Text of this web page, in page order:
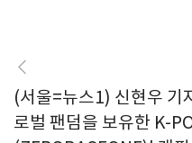
(서울=뉴스1) 신현우
로벌 팬덤을 보유한 K-